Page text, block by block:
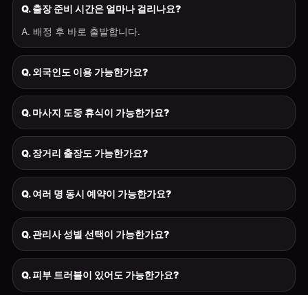
Q. 출장 준비 시간은 얼마나 걸리나요?
A. 배정 후 바로 출발합니다.
Q. 외국인도 이용 가능한가요?
Q. 마사지 도중 휴식이 가능한가요?
Q. 장거리 출장도 가능한가요?
Q. 여러 명 동시 예약이 가능한가요?
Q. 관리사 성별 선택이 가능한가요?
Q. 피부 트러블이 있어도 가능한가요?